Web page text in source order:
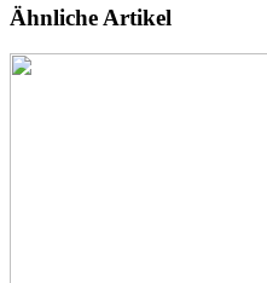
Ähnliche Artikel